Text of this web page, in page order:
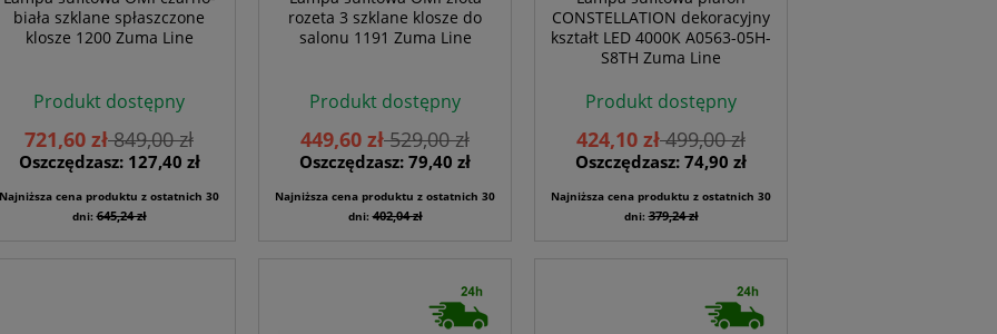
biała szklane spłaszczone
klosze 1200 Zuma Line
Produkt dostępny
721,60 zł849,00 zł
Oszczędzasz: 127,40 zł
Najniższa cena produktu z ostatnich 30
dni:645,24 zł
rozeta 3 szklane klosze do
salonu 1191 Zuma Line
Produkt dostępny
449,60 zł529,00 zł
Oszczędzasz: 79,40 zł
Najniższa cena produktu z ostatnich 30
dni:402,04 zł
CONSTELLATION dekoracyjny
kształt LED 4000K A0563-05H-
S8TH Zuma Line
Produkt dostępny
424,10 zł499,00 zł
Oszczędzasz: 74,90 zł
Najniższa cena produktu z ostatnich 30
dni:379,24 zł